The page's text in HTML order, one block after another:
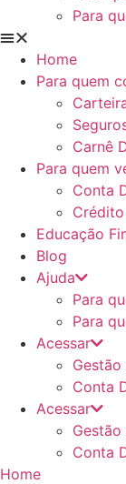
Para
Home
Para quem
Carnê
Para quem
Conta
Educação
Blog
Ajuda
Para
Para
Acessar
Conta
Acessar
Conta
Home